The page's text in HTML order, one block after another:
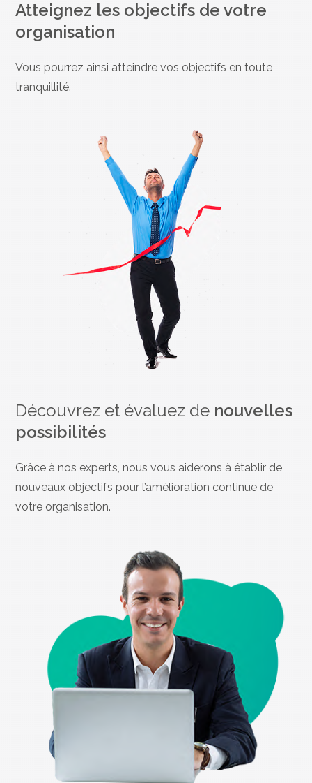
Atteignez les objectifs de votre
organisation
Vous pourrez ainsi atteindre vos objectifs en toute
tranquillité.
Découvrez et évaluez de nouvelles
possibilités
Grâce à nos experts, nous vous aiderons à établir de
nouveaux objectifs pour l’amélioration continue de
votre organisation.